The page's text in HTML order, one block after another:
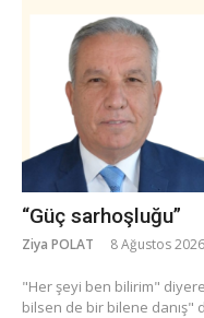
“Güç sarhoşluğu”
Ziya POLAT 8 Ağustos 2026
​"Her şeyi ben bilirim"
bilsen de bir bilene danış"